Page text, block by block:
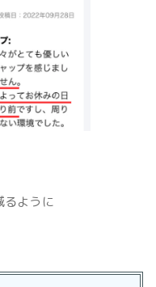
るように